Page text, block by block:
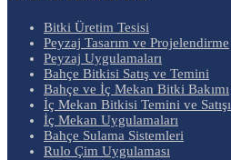
Bitki Üretim Tesisi
Peyzaj Tasarım ve Projelendirme
Peyzaj Uygulamaları
Bahçe Bitkisi Satış ve Temini
Bahçe ve İç Mekan Bitki Bakımı
İç Mekan Bitkisi Temini ve Satışı
İç Mekan Uygulamaları
Bahçe Sulama Sistemleri
Rulo Çim Uygulaması